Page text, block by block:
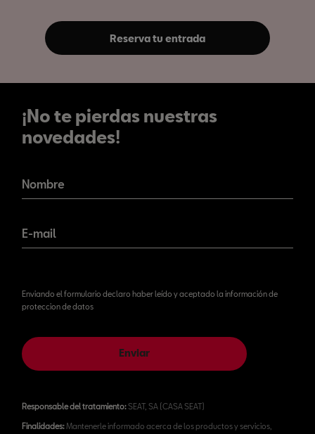
Reserva tu entrada
¡No te pierdas nuestras
novedades!
novedades!
Nombre
E-mail
Enviando el formulario declaro haber leído y aceptado la información de
proteccion de datos
Enviar
Responsable del tratamiento:SEAT, SA (CASA SEAT)
Finalidades:Mantenerle informado acerca de los productos y servicios,